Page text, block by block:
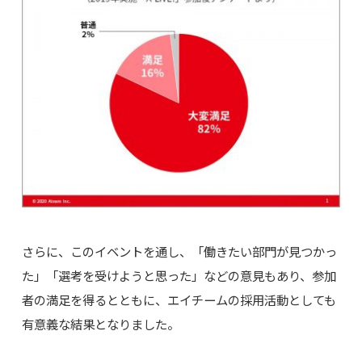
さらに、このイベントを通し、「働きたい部門が見つかっ
た」「選考を受けようと思った」などの意見もあり、参加
者の満足を得るとともに、エイチームの採用活動としても
有意義な結果となりました。